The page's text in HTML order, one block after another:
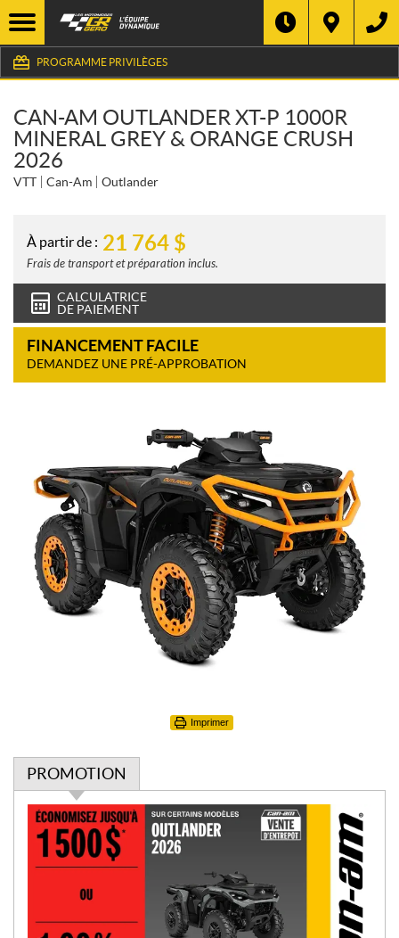
PROGRAMME PRIVILÈGES
CAN-AM OUTLANDER XT-P 1000R
MINERAL GREY & ORANGE CRUSH
2026
VTT Can-Am Outlander
À partir de : 21 764 $
Frais de transport et préparation inclus.
CALCULATRICE
DE PAIEMENT
FINANCEMENT FACILE
DEMANDEZ UNE PRÉ-APPROBATION
Imprimer
PROMOTION
P
m